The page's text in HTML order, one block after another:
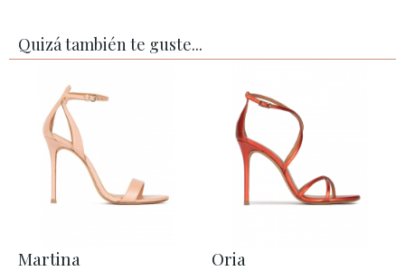
Quizá también te guste...
Martina Oria